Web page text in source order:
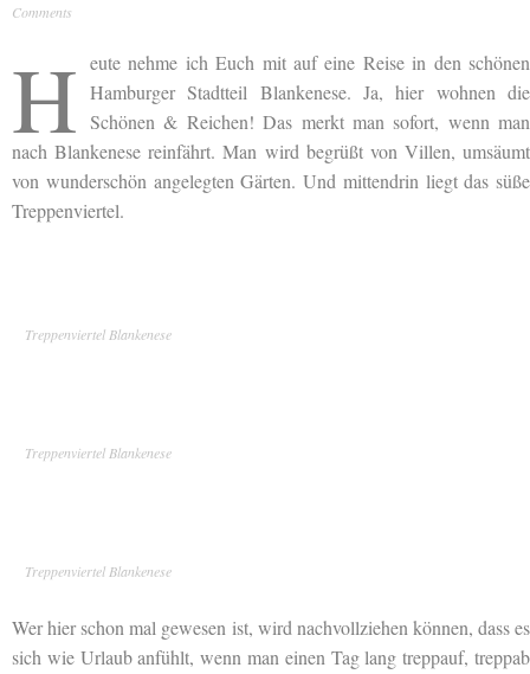
Comments
H eute nehme ich Euch mit auf eine Reise in den schönen
Hamburger Stadtteil Blankenese. Ja, hier wohnen die
Schönen & Reichen! Das merkt man sofort, wenn man
nach Blankenese reinfährt. Man wird begrüßt von Villen, umsäumt
von wunderschön angelegten Gärten. Und mittendrin liegt das süße
Treppenviertel.
Treppenviertel Blankenese
Treppenviertel Blankenese
Treppenviertel Blankenese
Wer hier schon mal gewesen ist, wird nachvollziehen können, dass es
sich wie Urlaub anfühlt, wenn man einen Tag lang treppauf, treppab